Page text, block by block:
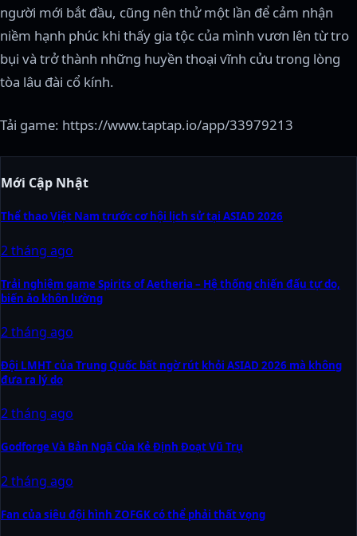
người mới bắt đầu, cũng nên thử một lần để cảm nhận
niềm hạnh phúc khi thấy gia tộc của mình vươn lên từ tro
bụi và trở thành những huyền thoại vĩnh cửu trong lòng
tòa lâu đài cổ kính.
Tải game: https://www.taptap.io/app/33979213
Mới Cập Nhật
Thể thao Việt Nam trước cơ hội lịch sử tại ASIAD 2026
2 tháng ago
Trải nghiệm game Spirits of Aetheria – Hệ thống chiến đấu tự do,
biến ảo khôn lường
2 tháng ago
Đội LMHT của Trung Quốc bất ngờ rút khỏi ASIAD 2026 mà không
đưa ra lý do
2 tháng ago
Godforge Và Bản Ngã Của Kẻ Định Đoạt Vũ Trụ
2 tháng ago
Fan của siêu đội hình ZOFGK có thể phải thất vọng